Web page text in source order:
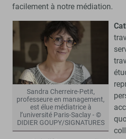
facilement à notre médiation.
Sandra Cherreire-Petit,
professeure en management,
est élue médiatrice à
l’université Paris-Saclay - ©
DIDIER GOUPY/SIGNATURES